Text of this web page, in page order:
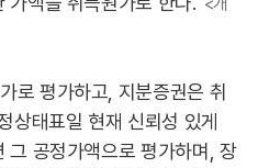
로 평가하고, 지분증권은 취
상태표일 현재 신뢰성 있게
그 공정가액으로 평가하며, 장